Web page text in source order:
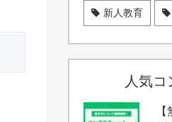
新人教育
人気コ